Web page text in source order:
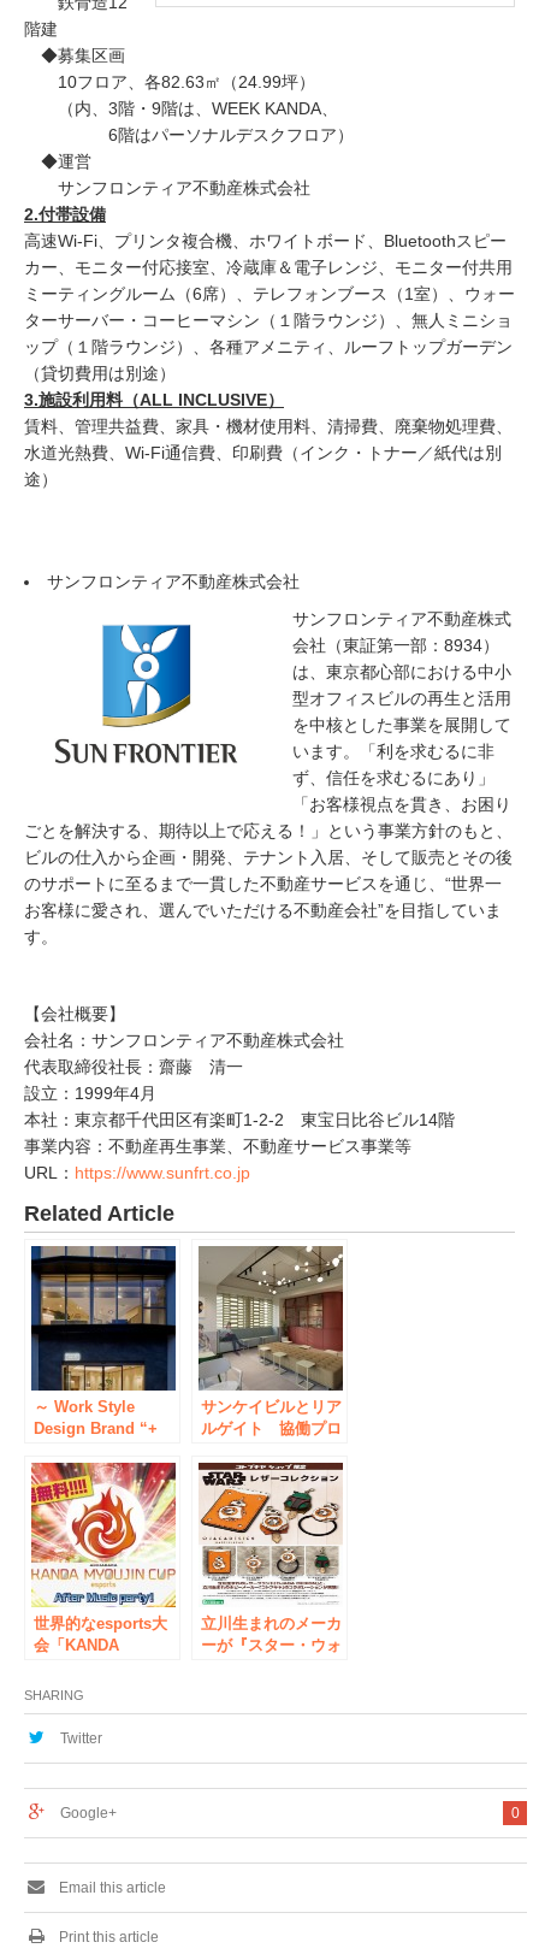
階建
◆募集区画
10フロア、各82.63㎡（24.99坪）
（内、3階・9階は、WEEK KANDA、
6階はパーソナルデスクフロア）
◆運営
サンフロンティア不動産株式会社
2.付帯設備
高速Wi-Fi、プリンタ複合機、ホワイトボード、Bluetoothスピー
カー、モニター付応接室、冷蔵庫＆電子レンジ、モニター付共用
ミーティングルーム（6席）、テレフォンブース（1室）、ウォー
ターサーバー・コーヒーマシン（１階ラウンジ）、無人ミニショ
ップ（１階ラウンジ）、各種アメニティ、ルーフトップガーデン
（貸切費用は別途）
3.施設利用料（ALL INCLUSIVE）
賃料、管理共益費、家具・機材使用料、清掃費、廃棄物処理費、
水道光熱費、Wi-Fi通信費、印刷費（インク・トナー／紙代は別
途）
サンフロンティア不動産株式会社
サンフロンティア不動産株式
会社（東証第一部：8934）
は、東京都心部における中小
型オフィスビルの再生と活用
を中核とした事業を展開して
います。「利を求むるに非
ず、信任を求むるにあり」
「お客様視点を貫き、お困り
ごとを解決する、期待以上で応える！」という事業方針のもと、
ビルの仕入から企画・開発、テナント入居、そして販売とその後
のサポートに至るまで一貫した不動産サービスを通じ、“世界一
お客様に愛され、選んでいただける不動産会社”を目指していま
す。
【会社概要】
会社名：サンフロンティア不動産株式会社
代表取締役社長：齋藤 清一
設立：1999年4月
本社：東京都千代田区有楽町1-2-2 東宝日比谷ビル14階
事業内容：不動産再生事業、不動産サービス事業等
URL： https://www.sunfrt.co.jp
Related Article
～ Work Style
Design Brand “+
building ～ “+
SHIFT KANDA”
opening notice
サンケイビルとリア
ルゲイト 協働プロ
トハウス型ホテル2
棟をワークスペース
へコンバージョン
世界的なesports大
会「KANDA
アフターミュージッ
クパーティーが秋葉
原にて8/11に開催！
立川生まれのメーカ
ーが『スター・ウォ
DESIGN×KOTOBU
SHARING
Twitter
0
Google+
Email this article
Print this article